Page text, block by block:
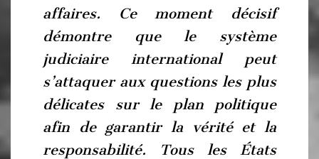
affaires. Ce moment décisif
démontre que le système
judiciaire international peut
s’attaquer aux questions les plus
délicates sur le plan politique
afin de garantir la vérité et la
responsabilité. Tous les États